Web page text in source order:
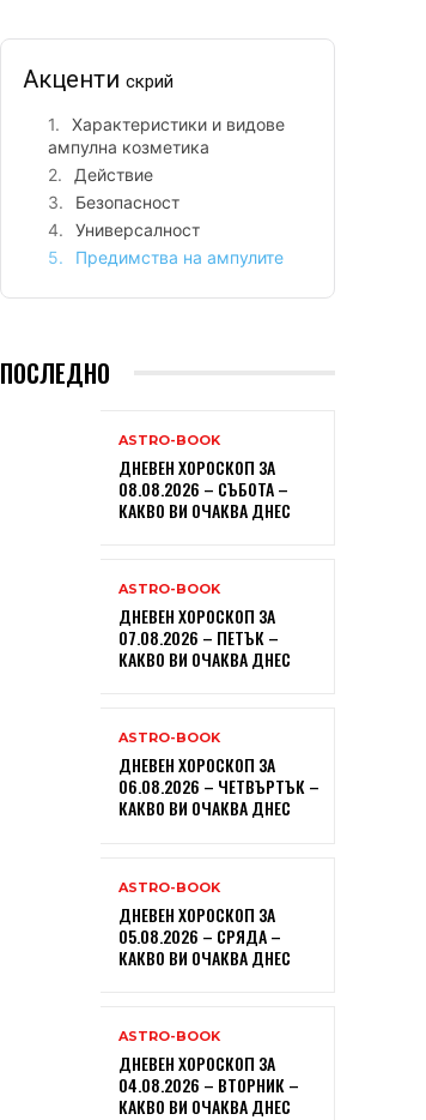
Акценти скрий
Характеристики и видове
ампулна козметика
Действие
Безопасност
Универсалност
Предимства на ампулите
ПОСЛЕДНО
ASTRO-BOOK
ДНЕВЕН ХОРОСКОП ЗА
08.08.2026 – СЪБОТА –
КАКВО ВИ ОЧАКВА ДНЕС
ASTRO-BOOK
ДНЕВЕН ХОРОСКОП ЗА
07.08.2026 – ПЕТЪК –
КАКВО ВИ ОЧАКВА ДНЕС
ASTRO-BOOK
ДНЕВЕН ХОРОСКОП ЗА
06.08.2026 – ЧЕТВЪРТЪК –
КАКВО ВИ ОЧАКВА ДНЕС
ASTRO-BOOK
ДНЕВЕН ХОРОСКОП ЗА
05.08.2026 – СРЯДА –
КАКВО ВИ ОЧАКВА ДНЕС
ASTRO-BOOK
ДНЕВЕН ХОРОСКОП ЗА
04.08.2026 – ВТОРНИК –
КАКВО ВИ ОЧАКВА ДНЕС